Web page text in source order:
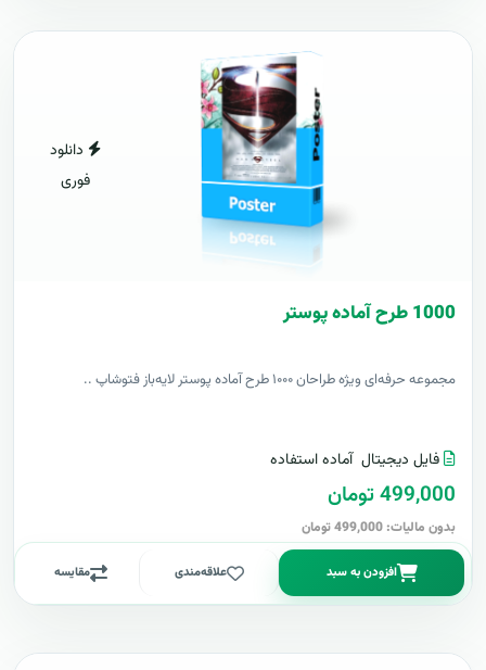
دانلود
فوری
1000 طرح آماده پوستر
مجموعه حرفه‌ای ویژه طراحان ۱۰۰۰ طرح آماده پوستر لایه‌باز فتوشاپ ..
فایل دیجیتال آماده استفاده
499,000 تومان
بدون مالیات: 499,000 تومان
افزودن به سبد علاقه‌مندی مقایسه